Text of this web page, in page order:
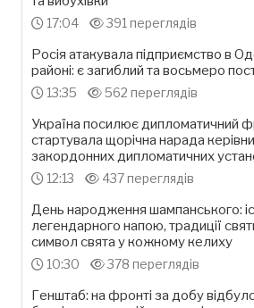
17:04 391 переглядів
Росія атакувала підприємство в
районі: є загиблий та восьмеро
13:35 562 переглядів
Україна посилює дипломатичний
стартувала щорічна нарада
закордонних дипломатичних
12:13 437 переглядів
День народження шампанського:
легендарного напою, традиції
символ свята у кожному келиху
10:30 378 переглядів
Генштаб: на фронті за добу